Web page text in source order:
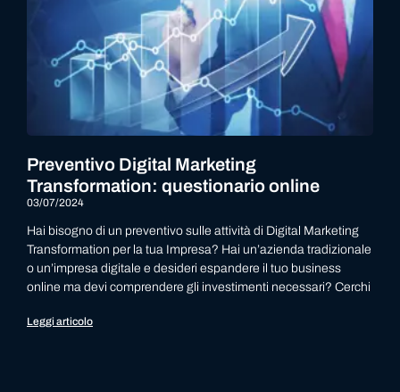
Preventivo Digital Marketing
Transformation: questionario online
03/07/2024
Hai bisogno di un preventivo sulle attività di Digital Marketing
Transformation per la tua Impresa? Hai un’azienda tradizionale
o un’impresa digitale e desideri espandere il tuo business
online ma devi comprendere gli investimenti necessari? Cerchi
Leggi articolo